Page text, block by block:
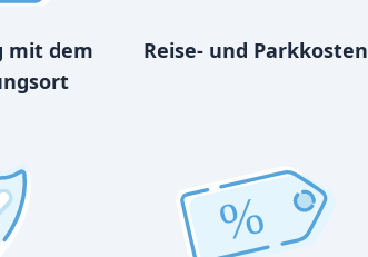
mit dem
Reise- und Parkkosten
%